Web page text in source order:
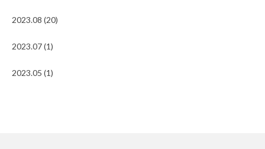
2023.08 (20)
2023.07 (1)
2023.05 (1)